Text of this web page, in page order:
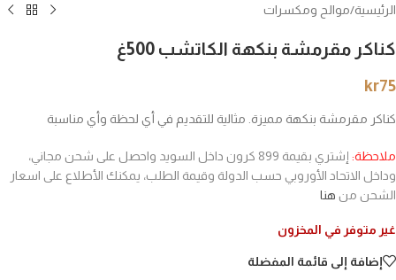
الرئيسية/موالح ومكسرات
كناكر مقرمشة بنكهة الكاتشب 500غ
kr75
كناكر مقرمشة بنكهة مميزة. مثالية للتقديم في أي لحظة وأي مناسبة
ملاحظة:
إشتري بقيمة 899 كرون داخل السويد واحصل على شحن مجاني،
وداخل الاتحاد الأوروبي حسب الدولة وقيمة الطلب، يمكنك الأطلاع على اسعار
الشحن من هنا
غير متوفر في المخزون
إضافة إلى قائمة المفضلة